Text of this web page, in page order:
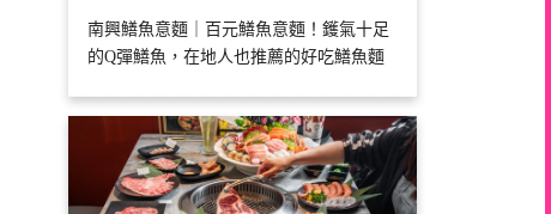
南興鱔魚意麵｜百元鱔魚意麵！鑊氣十足
的Q彈鱔魚，在地人也推薦的好吃鱔魚麵